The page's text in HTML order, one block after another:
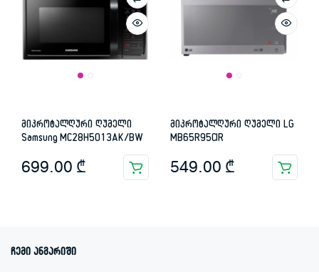
მიკროტალღური ღუმელი
Samsung MC28H5013AK/BW
699.00 ₾
მიკროტალღური ღუმელი LG
MB65R95CIR
549.00 ₾
ჩემი ანგარიში